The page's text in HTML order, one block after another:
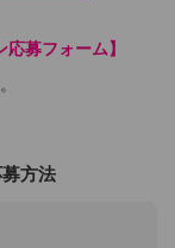
募フォーム】
方法